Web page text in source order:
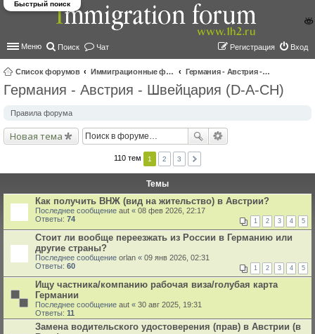
Меню Поиск Чат Вход
Регистрация
Список форумов Иммиграционные форумы | Immigration forums
Германия - Австрия - Швейцария (D-A-CH)
Быстрый поиск
Германия - Австрия - Швейцария (D-A-CH)
Правила форума
Новая тема
110 тем 1 2 3
Темы
Как получить ВНЖ (вид на жительство) в Австрии?
Последнее сообщение aut « 08 фев 2026, 22:17
Ответы: 74 1 2 3 4 5
Стоит ли вообще переезжать из России в Германию или
другие страны?
Последнее сообщение orlan « 09 янв 2026, 02:31
Ответы: 60 1 2 3 4 5
Ищу частника/компанию рабочая виза/голубая карта
Германии
Последнее сообщение aut « 30 авг 2025, 19:31
Ответы: 11
Замена водительского удостоверения (прав) в Австрии (в